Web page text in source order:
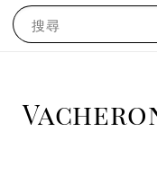
搜尋